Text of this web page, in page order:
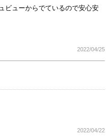
ビューからでているので安心安
2022/04/25
2022/04/22